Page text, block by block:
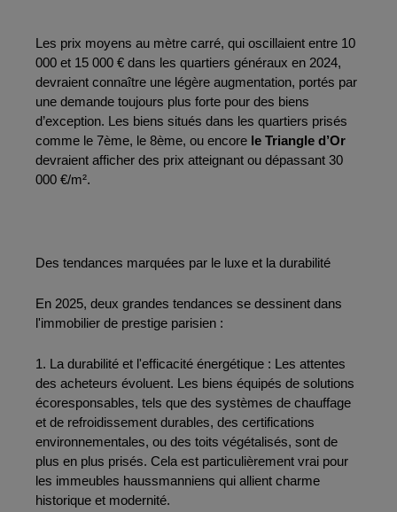
Les prix moyens au mètre carré, qui oscillaient entre 10
000 et 15 000 € dans les quartiers généraux en 2024,
devraient connaître une légère augmentation, portés par
une demande toujours plus forte pour des biens
d’exception. Les biens situés dans les quartiers prisés
comme le 7ème, le 8ème, ou encore
devraient afficher des prix atteignant ou dépassant 30
000 €/m².
Des tendances marquées par le luxe et la durabilité
En 2025, deux grandes tendances se dessinent dans
l'immobilier de prestige parisien :
1. La durabilité et l'efficacité énergétique : Les attentes
des acheteurs évoluent. Les biens équipés de solutions
écoresponsables, tels que des systèmes de chauffage
et de refroidissement durables, des certifications
environnementales, ou des toits végétalisés, sont de
plus en plus prisés. Cela est particulièrement vrai pour
les immeubles haussmanniens qui allient charme
historique et modernité.